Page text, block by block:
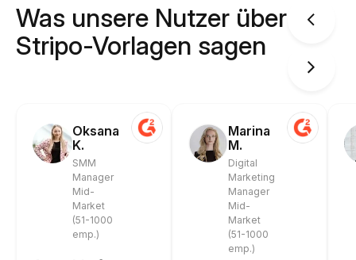
Was unsere Nutzer über
Stripo-Vorlagen sagen
Oksana
K.
SMM
Manager
Mid-
Market
(51-1000
emp.)
Marina
M.
Digital
Marketing
Manager
Mid-
Market
(51-1000
emp.)